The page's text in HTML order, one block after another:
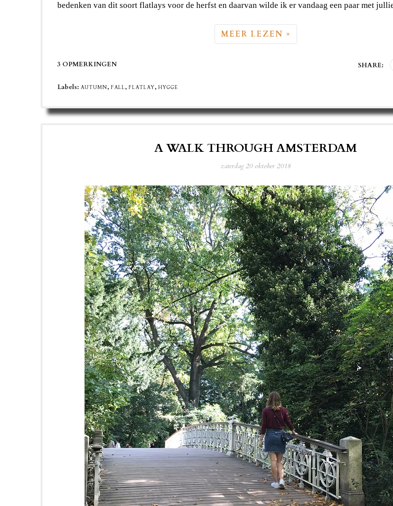
bedenken van dit soort flatlays voor de herfst en daarvan wilde ik er vandaag een paar met
MEER LEZEN »
3 OPMERKINGEN SHARE:
Labels: AUTUMN, FALL, FLATLAY, HYGGE
A WALK THROUGH AMSTERDAM
zaterdag 20 oktober 2018